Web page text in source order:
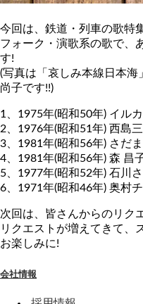
今回は、鉄道・列車の歌特
フォーク・演歌系の歌で、
す!
(写真は「哀しみ本線日本
尚子です!!)
1、1975年(昭和50年) イル
2、1976年(昭和51年) 西島
3、1981年(昭和56年) さだま
4、1981年(昭和56年) 森 昌
5、1977年(昭和52年) 石川
6、1971年(昭和46年) 奥村チ
次回は、皆さんからのリク
リクエストが増えてきて、
お楽しみに!
会社情報